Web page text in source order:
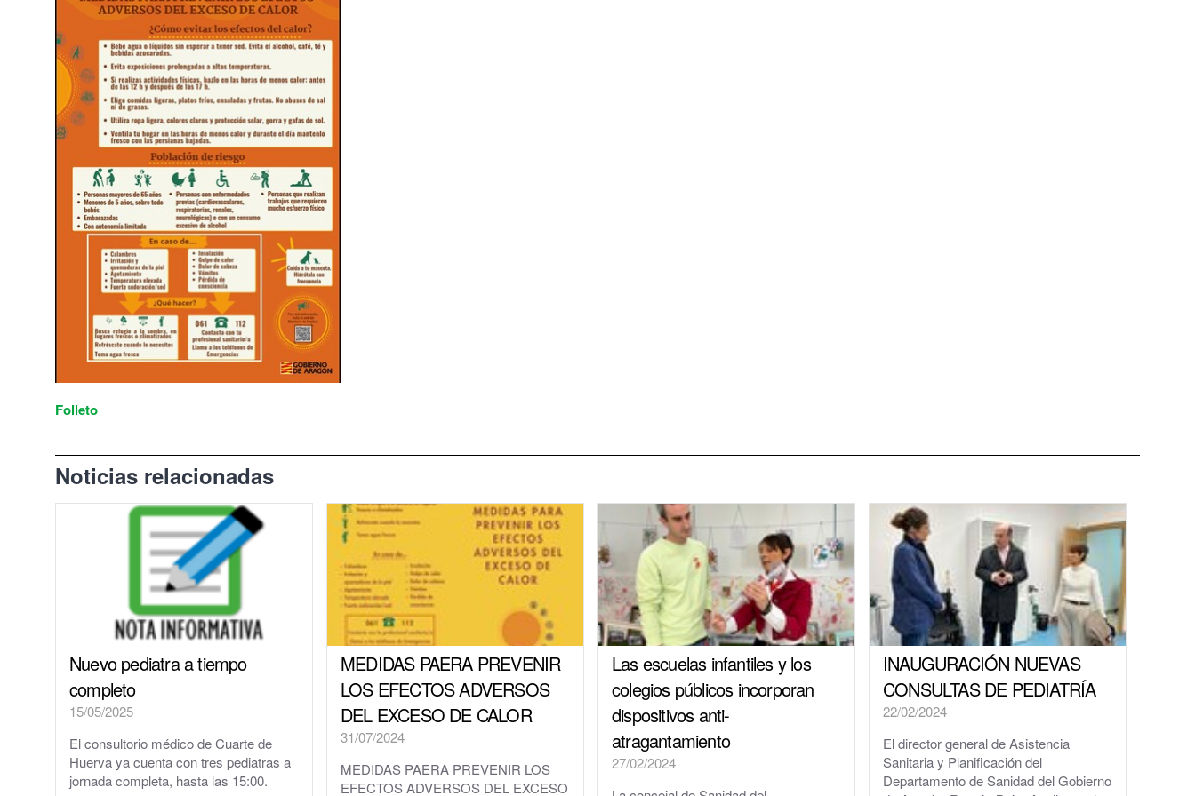
Grupos políticos
Plenos Municipales
PMUS - Plan de Movilidad Urbana Sostenible
Urbanismo
Tablón de anuncios: Ofertas de trabajo y otros.
Linea Verde - Ayuntamiento de Cuarte de Huerva
Trámites y Servicios
Atención al Ciudadano
Ayuntamiento Online
112 ARAGÓN - ALERTAS
Redes Sociales
Plaza de toros
Piscinas Municipales
Policía Local
Protección Civil · Agrupación de Voluntarios
Gestión de residuos en el municipio
Rincón Solidario
Comarca Central · Servicios Sociales
Folleto
Noticias relacionadas
Nuevo pediatra a tiempo
completo
15/05/2025
El consultorio médico de Cuarte de
Huerva ya cuenta con tres pediatras a
jornada completa, hasta las 15:00.
MEDIDAS PAERA PREVENIR
LOS EFECTOS ADVERSOS
DEL EXCESO DE CALOR
31/07/2024
MEDIDAS PAERA PREVENIR LOS
EFECTOS ADVERSOS DEL EXCESO
Las escuelas infantiles y los
colegios públicos incorporan
dispositivos anti-
atragantamiento
27/02/2024
INAUGURACIÓN NUEVAS
CONSULTAS DE PEDIATRÍA
22/02/2024
El director general de Asistencia
Sanitaria y Planificación del
Departamento de Sanidad del Gobierno